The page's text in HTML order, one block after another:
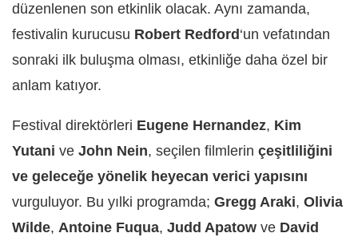
düzenlenen son etkinlik olacak. Aynı zamanda,
festivalin kurucusu Robert Redford ‘un vefatından
sonraki ilk buluşma olması, etkinliğe daha özel bir
anlam katıyor.
Festival direktörleri Eugene Hernandez, Kim
Yutani ve John Nein, seçilen filmlerin çeşitliliğini
ve geleceğe yönelik heyecan verici yapısını
vurguluyor. Bu yılki programda; Gregg Araki, Olivia
Wilde, Antoine Fuqua, Judd Apatow ve David